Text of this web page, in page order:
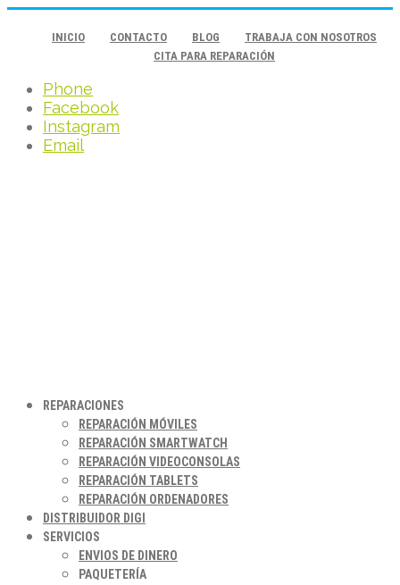
INICIO CONTACTO BLOG
TRABAJA CON NOSOTROS
CITA PARA REPARACIÓN
Phone
Facebook
Instagram
Email
REPARACIONES
REPARACIÓN MÓVILES
REPARACIÓN SMARTWATCH
REPARACIÓN VIDEOCONSOLAS
REPARACIÓN TABLETS
REPARACIÓN ORDENADORES
DISTRIBUIDOR DIGI
SERVICIOS
ENVIOS DE DINERO
PAQUETERÍA